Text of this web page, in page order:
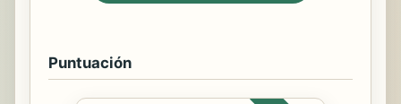
Puntuación